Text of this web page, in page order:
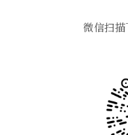
微信扫